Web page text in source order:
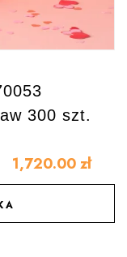
300 szt.
1,720.00 zł